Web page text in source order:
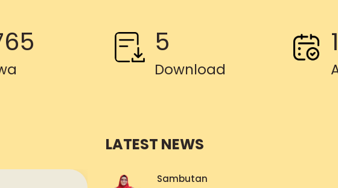
5
Download
1
LATEST NEWS
Sambutan